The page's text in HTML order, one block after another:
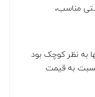
مناسب،
به نظر کوچک بود
به قیمت